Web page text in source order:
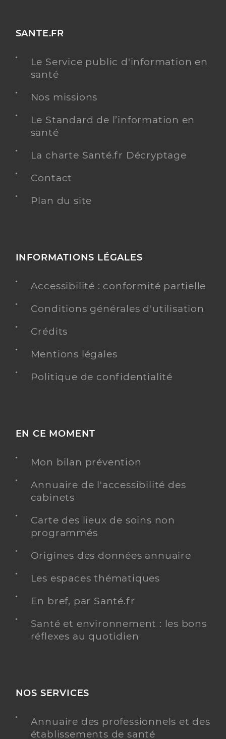
SANTE.FR
Le Service public d'information en
santé
Nos missions
Le Standard de l’information en
santé
La charte Santé.fr Décryptage
Contact
Plan du site
INFORMATIONS LÉGALES
Accessibilité : conformité partielle
Conditions générales d'utilisation
Crédits
Mentions légales
Politique de confidentialité
EN CE MOMENT
Mon bilan prévention
Annuaire de l'accessibilité des
cabinets
Carte des lieux de soins non
programmés
Origines des données annuaire
Les espaces thématiques
En bref, par Santé.fr
Santé et environnement : les bons
réflexes au quotidien
NOS SERVICES
Annuaire des professionnels et des
établissements de santé